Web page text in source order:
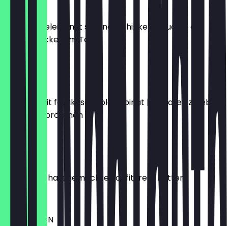
zwei spiegeleier mit serano-schinken & rucola auf
hausgebackenem Toast
€15.50
omlette mit fetakäse & blattspinat | tomate | zwiebeln
| butter & brötchen
€15.50
croissant | hausgemachte konfitüre & butter
ANTWERPEN